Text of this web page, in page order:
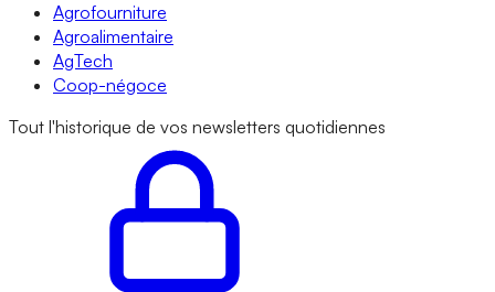
Agrofourniture
Agroalimentaire
AgTech
Coop-négoce
Tout l'historique de vos newsletters quotidiennes